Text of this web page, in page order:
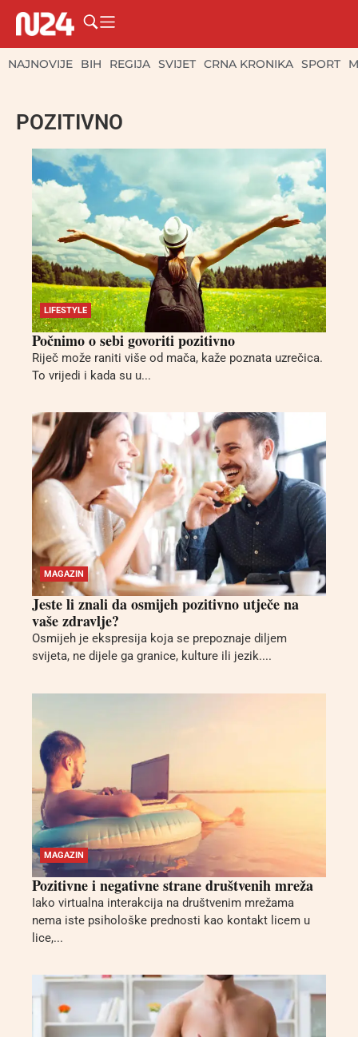
NAJNOVIJE BIH REGIJA SVIJET CRNA KRONIKA SPORT
POZITIVNO
LIFESTYLE
Počnimo o sebi govoriti pozitivno
Riječ može raniti više od mača, kaže poznata uzrečica.
To vrijedi i kada su u...
MAGAZIN
Jeste li znali da osmijeh pozitivno utječe na
vaše zdravlje?
Osmijeh je ekspresija koja se prepoznaje diljem
svijeta, ne dijele ga granice, kulture ili jezik....
MAGAZIN
Pozitivne i negativne strane društvenih mreža
Iako virtualna interakcija na društvenim mrežama
nema iste psihološke prednosti kao kontakt licem u
lice,...